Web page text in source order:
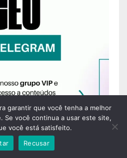
garantir que você tenha a melhor
Se você continua a usar este site,
você está satisfeito.
Recusar